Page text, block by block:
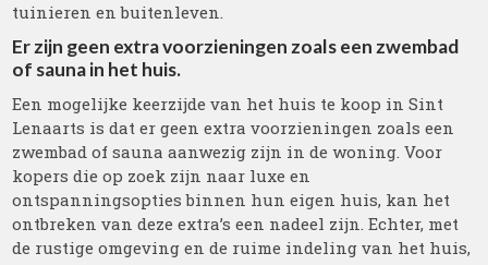
tuinieren en buitenleven.
Er zijn geen extra voorzieningen zoals een zwembad
of sauna in het huis.
Een mogelijke keerzijde van het huis te koop in Sint
Lenaarts is dat er geen extra voorzieningen zoals een
zwembad of sauna aanwezig zijn in de woning. Voor
kopers die op zoek zijn naar luxe en
ontspanningsopties binnen hun eigen huis, kan het
ontbreken van deze extra’s een nadeel zijn. Echter, met
de rustige omgeving en de ruime indeling van het huis,